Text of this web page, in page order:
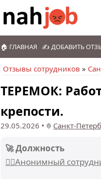
🏠 ГЛАВНАЯ ✍️ ДОБАВИТЬ
Отзывы сотрудников »
ТЕРЕМОК:
крепости.
29.05.2026 • Санкт-
🚀 Должность
🕵️‍♂️Анонимный